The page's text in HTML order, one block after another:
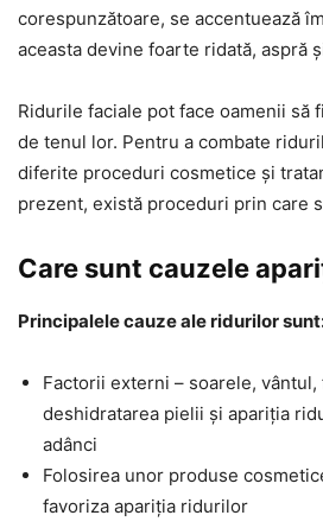
corespunzătoare, se accentuează
aceasta devine foarte ridată, aspră
Ridurile faciale pot face oamenii să
de tenul lor. Pentru a combate
diferite proceduri cosmetice și
prezent, există proceduri prin care
Care sunt cauzele
Principalele cauze ale ridurilor
Factorii externi – soarele,
deshidratarea pielii și apariția
adânci
Folosirea unor produse
favoriza apariția ridurilor